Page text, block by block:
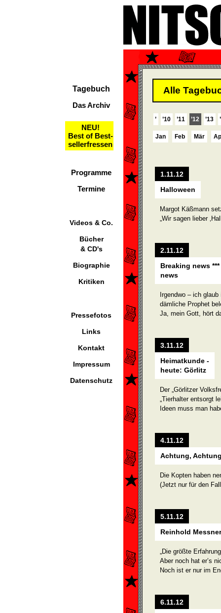
Tagebuch
Das Archiv
NEU!
Best of Best-
sellerfressen
Programme
Termine
Videos & Co.
Bücher
& CD's
Biographie
Kritiken
Pressefotos
Links
Kontakt
Impressum
Datenschutz
Alle
’ ’10 ’11 ’12 ’13
Jan Feb Mär
1.11.12
Halloween
Margot Käßmann
„Wir sagen lieber
2.11.12
Breaking news
news
Irgendwo – ich
dämliche Prophet
Ja, mein Gott, hört
3.11.12
Heimatkunde -
heute: Görlitz
Der „Görlitzer
„Tierhalter entsorgt
Ideen muss man
4.11.12
Achtung,
Die Kopten haben
(Jetzt nur für den
5.11.12
Reinhold
„Die größte
Aber noch hat er’s
Noch ist er nur im
6.11.12